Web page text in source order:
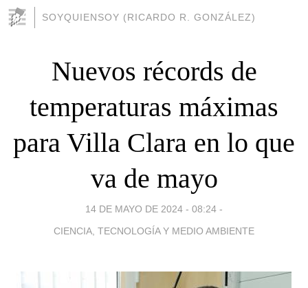
SOYQUIENSOY (RICARDO R. GONZÁLEZ)
Nuevos récords de
temperaturas máximas
para Villa Clara en lo que
va de mayo
14 DE MAYO DE 2024 - 08:24 -
CIENCIA, TECNOLOGÍA Y MEDIO AMBIENTE